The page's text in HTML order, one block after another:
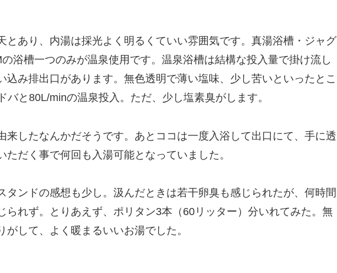
とあり、内湯は採光よく明るくていい雰囲気です。真湯浴槽・ジャグ
浴槽一つのみが温泉使用です。温泉浴槽は結構な投入量で掛け流し
込み排出口があります。無色透明で薄い塩味、少し苦いといったとこ
と80L/minの温泉投入。ただ、少し塩素臭がします。
来したなんかだそうです。あとココは一度入浴して出口にて、手に透
ただく事で何回も入湯可能となっていました。
タンドの感想も少し。汲んだときは若干卵臭も感じられたが、何時間
られず。とりあえず、ポリタン3本（60リッター）分いれてみた。無
して、よく暖まるいいお湯でした。